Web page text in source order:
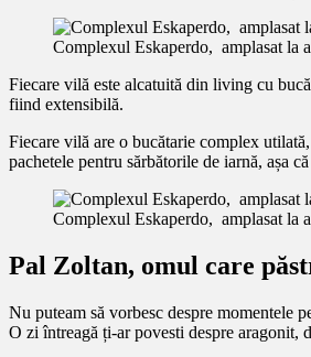
Complexul Eskaperdo, amplasat la
Fiecare vilă este alcatuită din living cu
fiind extensibilă.
Fiecare vilă are o bucătarie complex
pachetele pentru sărbătorile de iarnă, așa
Complexul Eskaperdo, amplasat la
Pal Zoltan, omul care
Nu puteam să vorbesc despre momentele
O zi întreagă ți-ar povesti despre aragonit,